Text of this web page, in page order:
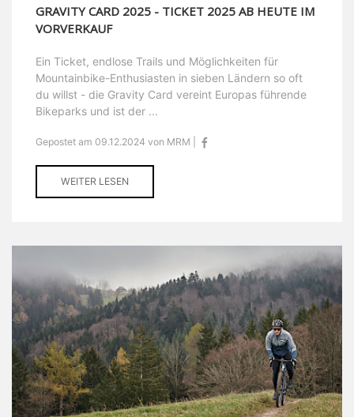
GRAVITY CARD 2025 - TICKET 2025 AB HEUTE IM
VORVERKAUF
Ein Ticket, endlose Trails und Möglichkeiten für
Mountainbike-Enthusiasten in sieben Ländern so oft
du willst - die Gravity Card vereint Europas führende
Bikeparks und ist der ...
Gepostet am 09.12.2024 von MRM |
WEITER LESEN